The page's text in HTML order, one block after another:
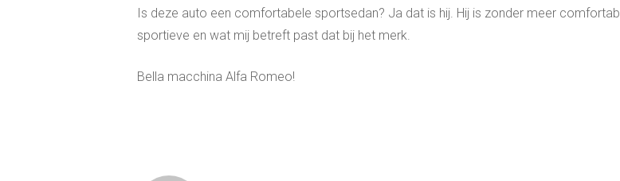
Is deze auto een comfortabele sportsedan? Ja dat is hij. Hij is zonder meer
sportieve en wat mij betreft past dat bij het merk.
Bella macchina Alfa Romeo!